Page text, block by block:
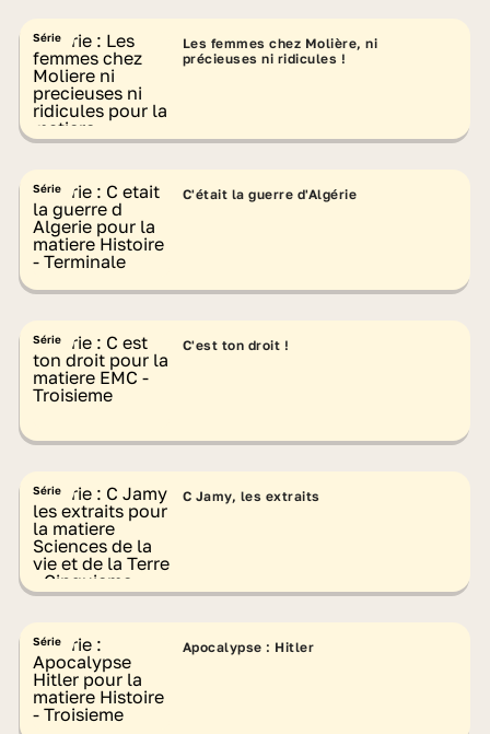
Série
Les femmes chez Molière, ni
précieuses ni ridicules !
Série C'était la guerre d'Algérie
Série C'est ton droit !
Série C Jamy, les extraits
Série Apocalypse : Hitler